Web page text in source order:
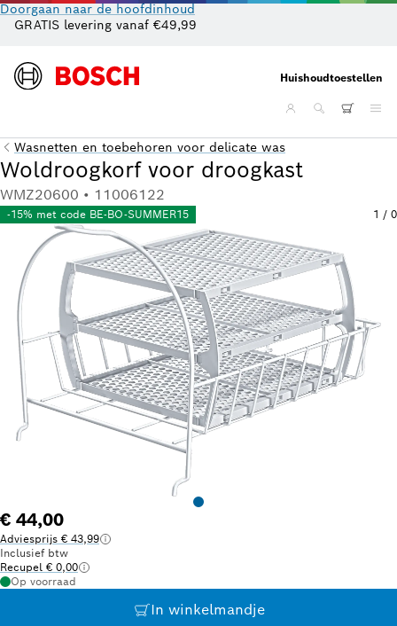
Doorgaan naar de hoofdinhoud
GRATIS levering vanaf €49,99
Huishoudtoestellen
Wasnetten en toebehoren voor delicate was
Woldroogkorf voor droogkast
WMZ20600 • 11006122
-15% met code BE-BO-SUMMER15 1 / 0
€ 44,00
Adviesprijs € 43,99
Inclusief btw
Recupel € 0,00
Op voorraad
In winkelmandje